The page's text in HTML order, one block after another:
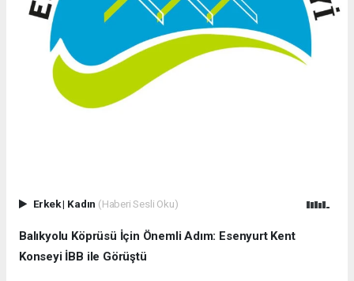
Erkek| Kadın (Haberi Sesli Oku)
Balıkyolu Köprüsü İçin Önemli Adım: Esenyurt Kent
Konseyi İBB ile Görüştü